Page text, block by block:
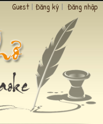
Guest | Đăng ký | Đăng nhập